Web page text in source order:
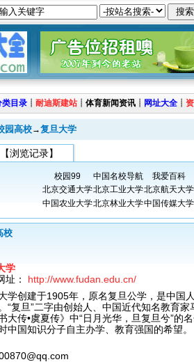
类目录 ┊ 耐迪斯建站 ┊ 体育新闻资讯 ┊ 网址大全 ┊
园高校→复旦大学
【浏览记录】
校园99 中国名校导航
我爱百科
北京交通大学北京工业大学北京航天大学
中国农业大学北京林业大学中国传媒大学
校
学
址： http://www.fudan.edu.cn/
学创建于1905年，原名复旦公学，是中国
“复旦”二字由创始人、中国近代知名教育
书大传•虞夏传》中“日月光华，旦复旦兮”的
中国知识分子自主办学、教育强国的希望。